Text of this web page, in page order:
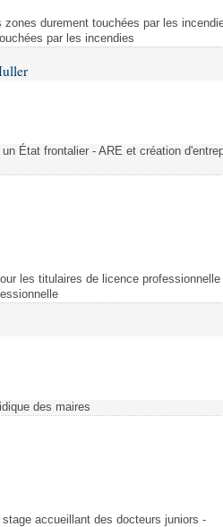
durement touchées par les
par les incendies
État frontalier - ARE et création
les titulaires de licence professionnelle
des maires
accueillant des docteurs juniors -